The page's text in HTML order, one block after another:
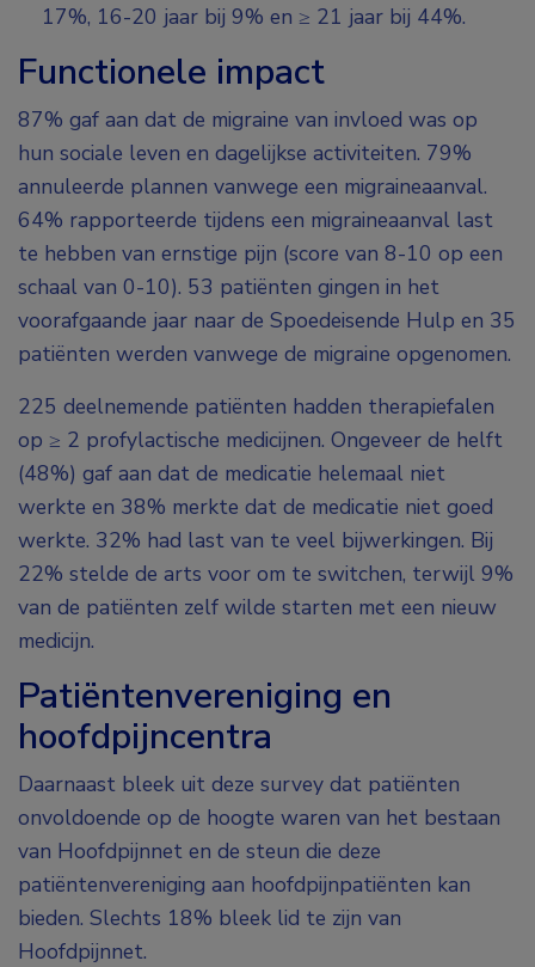
17%, 16-20 jaar bij 9% en ≥ 21 jaar bij 44%.
Functionele impact
87% gaf aan dat de migraine van invloed was op
hun sociale leven en dagelijkse activiteiten. 79%
annuleerde plannen vanwege een migraineaanval.
64% rapporteerde tijdens een migraineaanval last
te hebben van ernstige pijn (score van 8-10 op een
schaal van 0-10). 53 patiënten gingen in het
voorafgaande jaar naar de Spoedeisende Hulp en 35
patiënten werden vanwege de migraine opgenomen.
225 deelnemende patiënten hadden therapiefalen
op ≥ 2 profylactische medicijnen. Ongeveer de helft
(48%) gaf aan dat de medicatie helemaal niet
werkte en 38% merkte dat de medicatie niet goed
werkte. 32% had last van te veel bijwerkingen. Bij
22% stelde de arts voor om te switchen, terwijl 9%
van de patiënten zelf wilde starten met een nieuw
medicijn.
Patiëntenvereniging en
hoofdpijncentra
Daarnaast bleek uit deze survey dat patiënten
onvoldoende op de hoogte waren van het bestaan
van Hoofdpijnnet en de steun die deze
patiëntenvereniging aan hoofdpijnpatiënten kan
bieden. Slechts 18% bleek lid te zijn van
Hoofdpijnnet.